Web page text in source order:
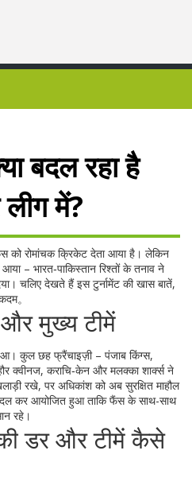
बदल रहा है
लीग में?
को रोमांचक क्रिकेट देता आया है। लेकिन
– भारत‑पाकिस्तान रिश्तों के तनाव ने
चलिए देखते हैं इस टुर्नामेंट की खास बातें,
。
मुख्य टीमें
कुल छह फ्रैंचाइज़ी – पंजाब किंग्स,
क्वीनज, कराचि‑केन और मलक्का शार्क्स ने
रखे, पर अधिकांश को अब सुरक्षित माहौल
कर आयोजित हुआ ताकि फैंस के साथ-साथ
रहे।
की डर और टीमें कैसे